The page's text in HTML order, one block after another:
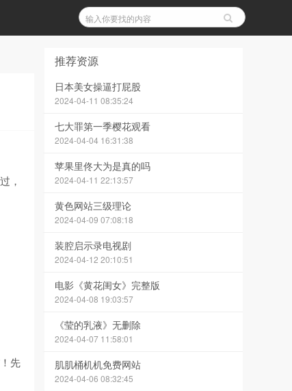
，
先
推荐资源
日本美女操逼打屁股
2024-04-11 08:35:24
七大罪第一季樱花观看
2024-04-04 16:31:38
苹果里佟大为是真的吗
2024-04-11 22:13:57
黄色网站三级理论
2024-04-09 07:08:18
装腔启示录电视剧
2024-04-12 20:10:51
电影《黄花闺女》完整版
2024-04-08 19:03:57
《莹的乳液》无删除
2024-04-07 11:58:01
肌肌桶机机免费网站
2024-04-06 08:32:45